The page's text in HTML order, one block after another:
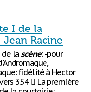
I de la
Racine
de lascène: -pour
fidélité à Hector
354  La première